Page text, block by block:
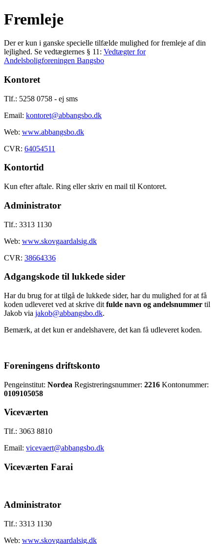
Fremleje
Der er kun i ganske specielle tilfælde mulighed for fremleje af din
lejlighed. Se vedtægternes § 11: Vedtægter for
Andelsboligforeningen Bangsbo
Kontoret
Tlf.: 5258 0758 - ej sms
Email: kontoret@abbangsbo.dk
Web: www.abbangsbo.dk
CVR: 64054511
Kontortid
Kun efter aftale. Ring eller skriv en mail til Kontoret.
Administrator
Tlf.: 3313 1130
Web: www.skovgaardalsig.dk
CVR: 38664336
Adgangskode til lukkede sider
Har du brug for at tilgå de lukkede sider, har du mulighed for at få
koden udleveret ved at skrive dit fulde navn og andelsnummer til
Jakob via jakob@abbangsbo.dk.
Bemærk, at det kun er andelshavere, det kan få udleveret koden.
Foreningens driftskonto
Pengeinstitut: Nordea Registreringsnummer: 2216 Kontonummer:
0109105058
Viceværten
Tlf.: 3063 8810
Email: vicevaert@abbangsbo.dk
Viceværten Farai
Administrator
Tlf.: 3313 1130
Web: www.skovgaardalsig.dk